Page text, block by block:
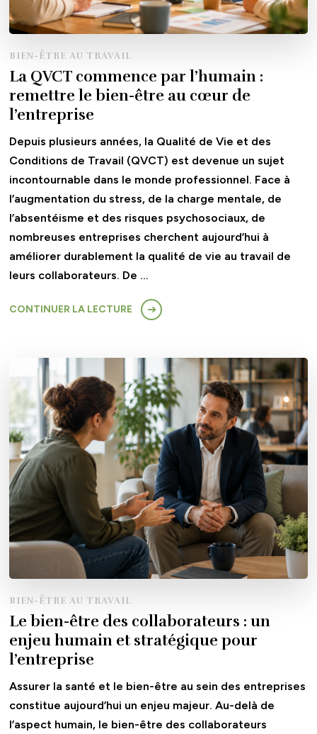
BIEN-ÊTRE AU TRAVAIL
La QVCT commence par l’humain :
remettre le bien-être au cœur de
l’entreprise
Depuis plusieurs années, la Qualité de Vie et des
Conditions de Travail (QVCT) est devenue un sujet
incontournable dans le monde professionnel. Face à
l’augmentation du stress, de la charge mentale, de
l’absentéisme et des risques psychosociaux, de
nombreuses entreprises cherchent aujourd’hui à
améliorer durablement la qualité de vie au travail de
leurs collaborateurs. De …
CONTINUER LA LECTURE
BIEN-ÊTRE AU TRAVAIL
Le bien-être des collaborateurs : un
enjeu humain et stratégique pour
l’entreprise
Assurer la santé et le bien-être au sein des entreprises
constitue aujourd’hui un enjeu majeur. Au-delà de
l’aspect humain, le bien-être des collaborateurs